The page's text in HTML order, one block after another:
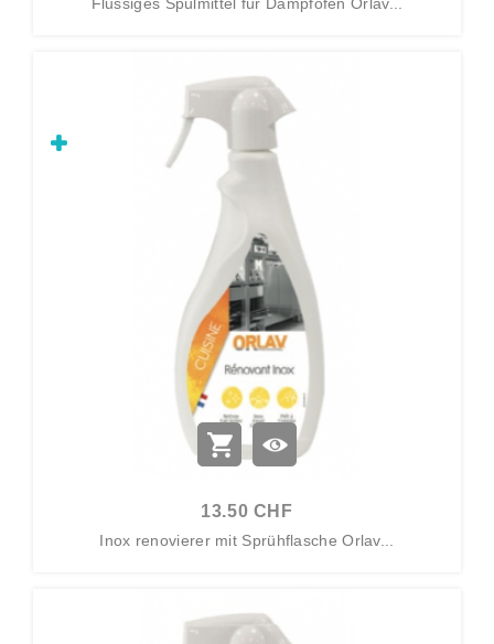
13.50 CHF
Inox renovierer mit Sprühflasche Orlav...